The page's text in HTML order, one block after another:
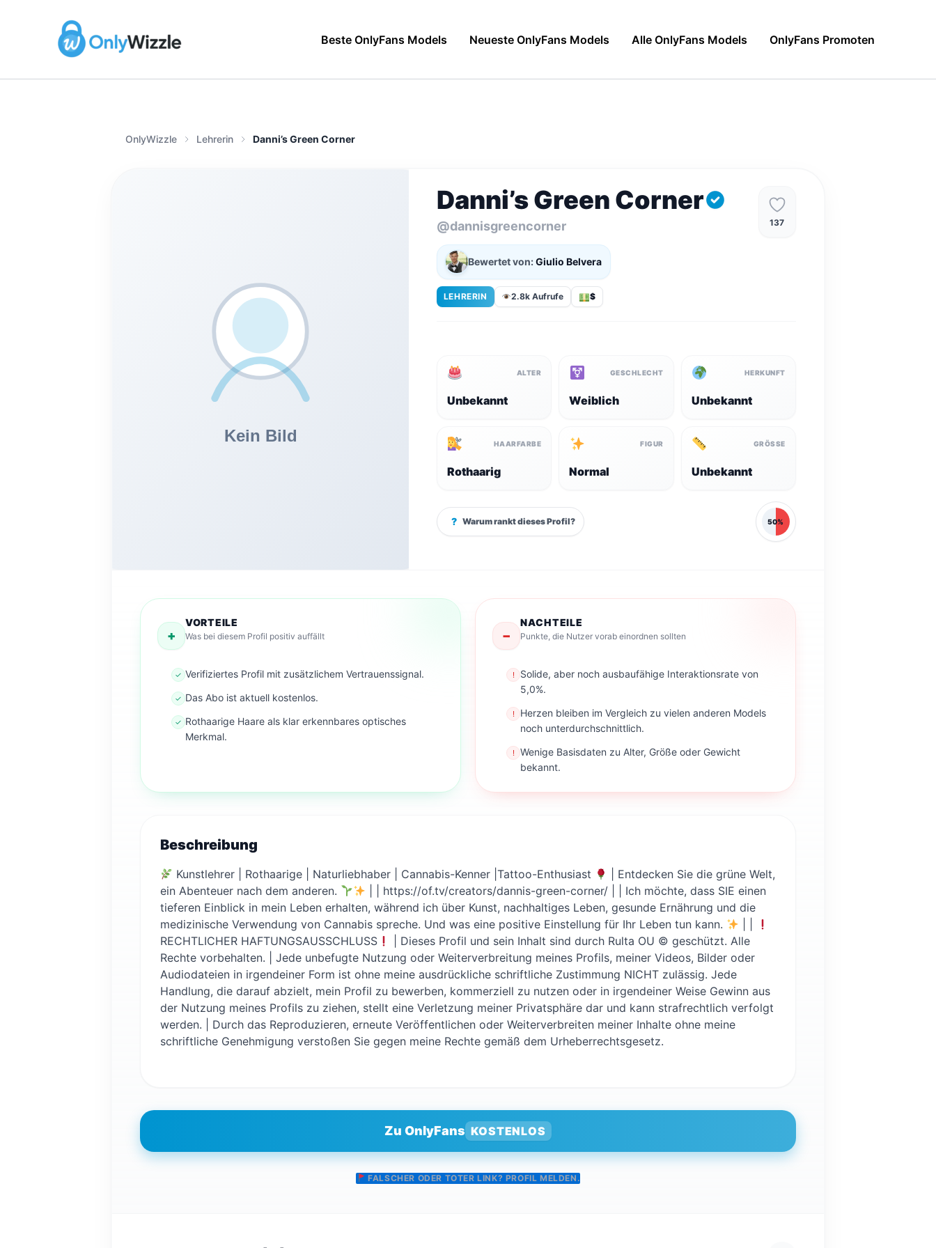
Beste OnlyFans Models Neueste OnlyFans Models Alle OnlyFans Models OnlyFans Promoten
OnlyWizzle Lehrerin Danni’s Green Corner
Danni’s Green Corner
@dannisgreencorner
Bewertet von:Giulio Belvera
LEHRERIN 2.8k Aufrufe $
137
ALTER
Unbekannt
GESCHLECHT
Weiblich
HERKUNFT
Unbekannt
HAARFARBE
Rothaarig
FIGUR
Normal
GRÖSSE
Unbekannt
? Warum rankt dieses Profil? 50%
+
VORTEILE
Was bei diesem Profil positiv auffällt
✓ Verifiziertes Profil mit zusätzlichem Vertrauenssignal.
✓ Das Abo ist aktuell kostenlos.
✓ Rothaarige Haare als klar erkennbares optisches
Merkmal.
−
NACHTEILE
Punkte, die Nutzer vorab einordnen sollten
!
Solide, aber noch ausbaufähige Interaktionsrate von
5,0%.
!
Herzen bleiben im Vergleich zu vielen anderen Models
noch unterdurchschnittlich.
!
Wenige Basisdaten zu Alter, Größe oder Gewicht
bekannt.
Beschreibung
Kunstlehrer | Rothaarige | Naturliebhaber | Cannabis-Kenner |Tattoo-Enthusiast
| Entdecken Sie die grüne Welt,
ein Abenteuer nach dem anderen.
| | https://of.tv/creators/dannis-green-corner/ | | Ich möchte, dass SIE einen
tieferen Einblick in mein Leben erhalten, während ich über Kunst, nachhaltiges Leben, gesunde Ernährung und die
medizinische Verwendung von Cannabis spreche. Und was eine positive Einstellung für Ihr Leben tun kann.
RECHTLICHER HAFTUNGSAUSSCHLUSS
| Dieses Profil und sein Inhalt sind durch Rulta OU © geschützt. Alle
Rechte vorbehalten. | Jede unbefugte Nutzung oder Weiterverbreitung meines Profils, meiner Videos, Bilder oder
Audiodateien in irgendeiner Form ist ohne meine ausdrückliche schriftliche Zustimmung NICHT zulässig. Jede
Handlung, die darauf abzielt, mein Profil zu bewerben, kommerziell zu nutzen oder in irgendeiner Weise Gewinn aus
der Nutzung meines Profils zu ziehen, stellt eine Verletzung meiner Privatsphäre dar und kann strafrechtlich verfolgt
werden. | Durch das Reproduzieren, erneute Veröffentlichen oder Weiterverbreiten meiner Inhalte ohne meine
schriftliche Genehmigung verstoßen Sie gegen meine Rechte gemäß dem Urheberrechtsgesetz.
Zu OnlyFans KOSTENLOS
FALSCHER ODER TOTER LINK? PROFIL MELDEN.